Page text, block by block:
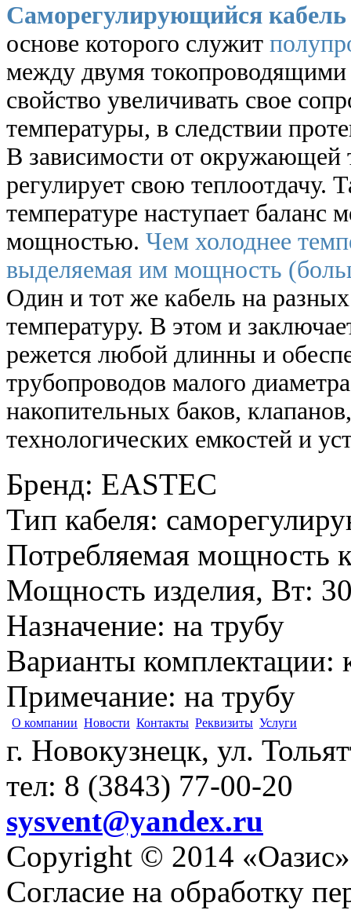
Саморегулирующийся кабель
основе которого служит
между двумя
свойство увеличивать свое
температуры, в следствии
В зависимости от окружающей
регулирует свою теплоотдачу.
температуре наступает баланс
мощностью. Чем холоднее
выделяемая им мощность
Один и тот же кабель на
температуру. В этом и
режется любой длинны и
трубопроводов малого
накопительных баков,
технологических емкостей и
Бренд: EASTEC
Тип кабеля:
Потребляемая мощность
Мощность изделия, Вт:
Назначение: на трубу
Варианты комплектации:
Примечание: на трубу
О компании Новости Контакты Реквизиты Услуги
г. Новокузнецк, ул.
тел: 8 (3843) 77-00-20
sysvent@yandex.ru
Copyright © 2014 «Оазис»
Согласие на обработку